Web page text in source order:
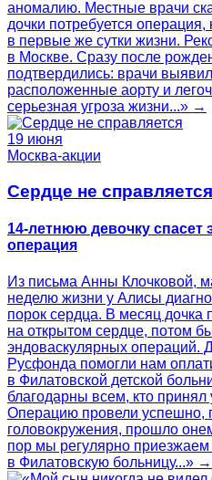
аномалию. Местные врачи
дочки потребуется операция,
в первые же сутки жизни.
в Москве. Сразу после
подтвердились: врачи
расположенные аорту и
серьезная угроза жизни...» →
19 июня
Москва-акции
Сердце не справляется
14-летнюю девочку спасет
операция
Из письма Анны Клочковой,
неделю жизни у Алисы
порок сердца. В месяц дочка
на открытом сердце, потом
эндоваскулярных операций.
Русфонда помогли нам
в Филатовской детской
благодарны всем, кто принял
Операцию провели успешно,
головокружения, прошло
пор мы регулярно
в Филатовскую больницу...» →